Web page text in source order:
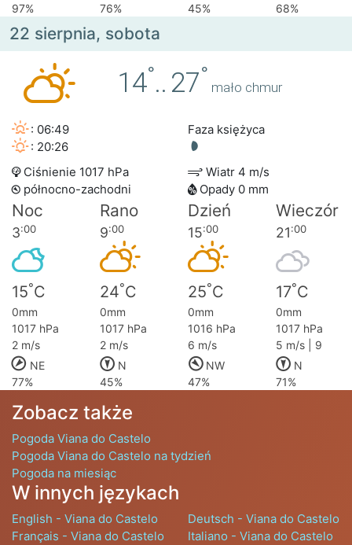
97%
76% 45% 68%
22 sierpnia, sobota
14°.. 27°
mało chmur
: 06:49
: 20:26
Faza księżyca
Ciśnienie 1017 hPa
Wiatr 4 m/s
północno-zachodni
Opady 0 mm
Noc Rano Dzień Wieczór
3:00 9:00 15:00 21:00
15°C 24°C 25°C 17°C
0mm 0mm 0mm
0mm
1017 hPa
1017 hPa 1016 hPa
1017 hPa
2 m/s
2 m/s 6 m/s
5 m/s | 9
NE
N NW
N
77%
45% 47% 71%
Zobacz także
Pogoda Viana do Castelo
Pogoda Viana do Castelo na tydzień
Pogoda na miesiąc
W innych językach
English - Viana do Castelo
Deutsch - Viana do Castelo
Français - Viana do Castelo
Italiano - Viana do Castelo